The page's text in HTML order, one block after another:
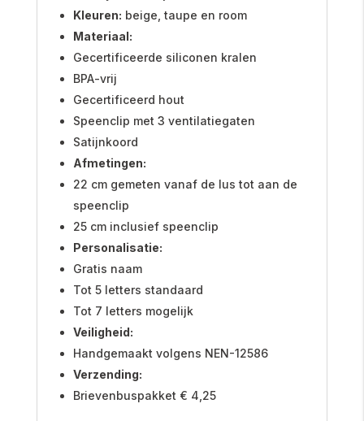
Kleuren: beige, taupe en room
Materiaal:
Gecertificeerde siliconen kralen
BPA-vrij
Gecertificeerd hout
Speenclip met 3 ventilatiegaten
Satijnkoord
Afmetingen:
22 cm gemeten vanaf de lus tot aan de
speenclip
25 cm inclusief speenclip
Personalisatie:
Gratis naam
Tot 5 letters standaard
Tot 7 letters mogelijk
Veiligheid:
Handgemaakt volgens NEN-12586
Verzending:
Brievenbuspakket € 4,25